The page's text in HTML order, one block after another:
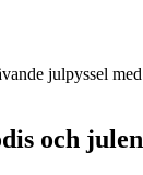
julpyssel
och